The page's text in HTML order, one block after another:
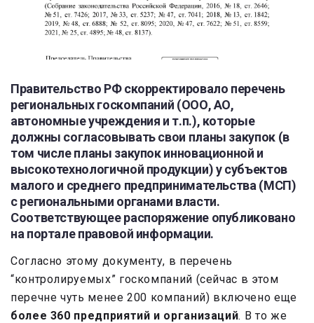
Правительство РФ скорректировало перечень
региональных госкомпаний (ООО, АО,
автономные учреждения и т.п.), которые
должны согласовывать свои планы закупок (в
том числе планы закупок инновационной и
высокотехнологичной продукции) у субъектов
малого и среднего предпринимательства (МСП)
с региональными органами власти.
Соответствующее распоряжение опубликовано
на портале правовой информации.
Согласно этому документу, в перечень
“контролируемых” госкомпаний (сейчас в этом
перечне чуть менее 200 компаний) включено еще
более 360 предприятий и организаций. В то же